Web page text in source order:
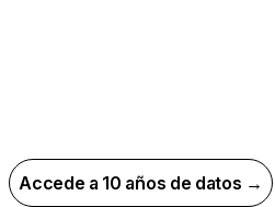
Accede a 10 años de datos →